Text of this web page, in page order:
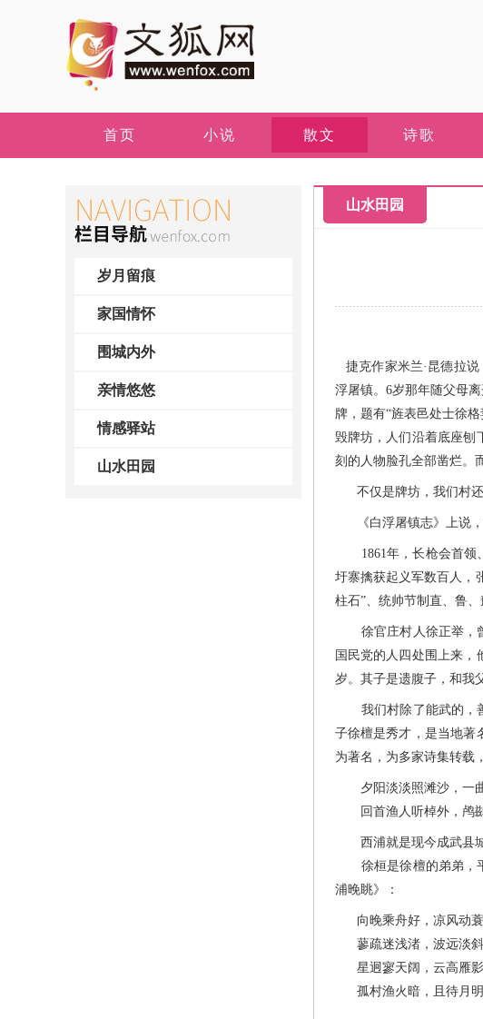
首页 小说 散文 诗歌
岁月留痕
家国情怀
围城内外
亲情悠悠
情感驿站
山水田园
山水田园
捷克作家米兰·昆德拉
浮屠镇。6岁那年随父母
牌，题有“旌表邑处士徐
毁牌坊，人们沿着底座刨
刻的人物脸孔全部凿烂
不仅是牌坊，我们村还
《白浮屠镇志》上说，“
1861年，长枪会首领、
圩寨擒获起义军数百人，
柱石”、统帅节制直、鲁
徐官庄村人徐正举，曾
国民党的人四处围上来
岁。其子是遗腹子，和我
我们村除了能武的，善
子徐檀是秀才，是当地著
为著名，为多家诗集转载
夕阳淡淡照滩沙，一曲
回首渔人听棹外，鸬鹚
西浦就是现今成武县城
徐桓是徐檀的弟弟，平
浦晚眺》：
向晚乘舟好，凉风动蓑
蓼疏迷浅渚，波远淡斜
星迥寥天阔，云高雁影
孤村渔火暗，且待月明